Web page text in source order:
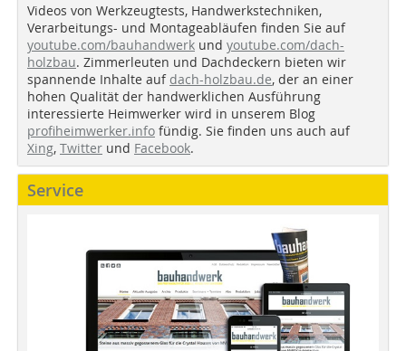
Videos von Werkzeugtests, Handwerkstechniken,
Verarbeitungs- und Montageabläufen finden Sie auf
youtube.com/bauhandwerk und youtube.com/dach-
holzbau. Zimmerleuten und Dachdeckern bieten wir
spannende Inhalte auf dach-holzbau.de, der an einer
hohen Qualität der handwerklichen Ausführung
interessierte Heimwerker wird in unserem Blog
profiheimwerker.info fündig. Sie finden uns auch auf
Xing, Twitter und Facebook.
Service